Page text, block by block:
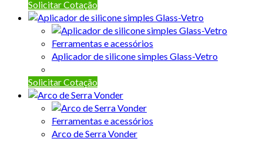
Solicitar Cotação
Ferramentas e acessórios
Aplicador de silicone simples Glass-Vetro
Solicitar Cotação
Ferramentas e acessórios
Arco de Serra Vonder